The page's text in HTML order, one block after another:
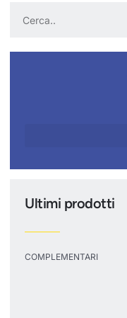
Ultimi prodotti
COMPLEMENTARI